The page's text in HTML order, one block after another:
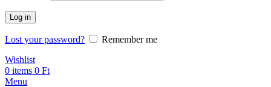
Log in
Lost your password?
Remember me
Wishlist
0 items 0 Ft
Menu